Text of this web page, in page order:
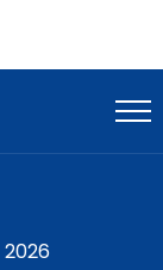
2026